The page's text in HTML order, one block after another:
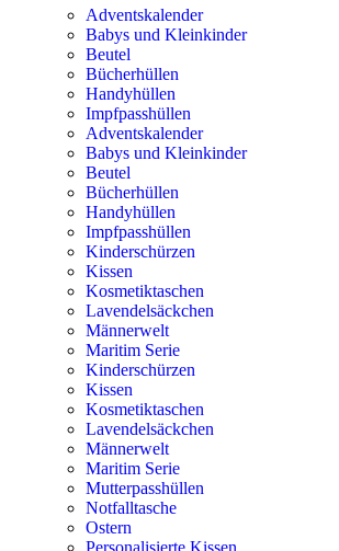
Adventskalender
Babys und Kleinkinder
Beutel
Bücherhüllen
Handyhüllen
Impfpasshüllen
Adventskalender
Babys und Kleinkinder
Beutel
Bücherhüllen
Handyhüllen
Impfpasshüllen
Kinderschürzen
Kissen
Kosmetiktaschen
Lavendelsäckchen
Männerwelt
Maritim Serie
Kinderschürzen
Kissen
Kosmetiktaschen
Lavendelsäckchen
Männerwelt
Maritim Serie
Mutterpasshüllen
Notfalltasche
Ostern
Personalisierte Kissen